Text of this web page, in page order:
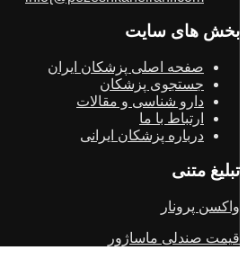
بخش های سایت
صفحه اصلی پزشکان ایران
جستجوی پزشکان
دارو شناسی و مقالات
ارتباط با ما
درباره پزشکان ایرانی
تبلیغ متنی
واکسن پرونار
قیمت صندلی ماساژور